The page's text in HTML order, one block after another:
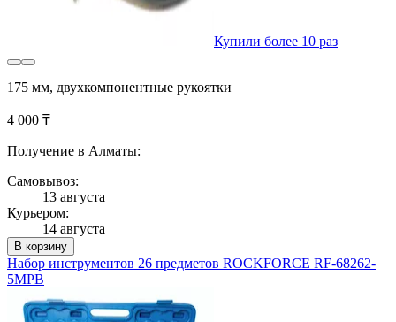
Купили более 10 раз
175 мм, двухкомпонентные рукоятки
4 000 ₸
Получение в Алматы:
Самовывоз:
13 августа
Курьером:
14 августа
В корзину
Набор инструментов 26 предметов ROCKFORCE RF-68262-
5MPB